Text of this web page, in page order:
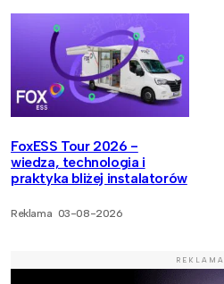
FoxESS Tour 2026 -
wiedza, technologia i
praktyka bliżej instalatorów
Reklama 03-08-2026
REKLAMA